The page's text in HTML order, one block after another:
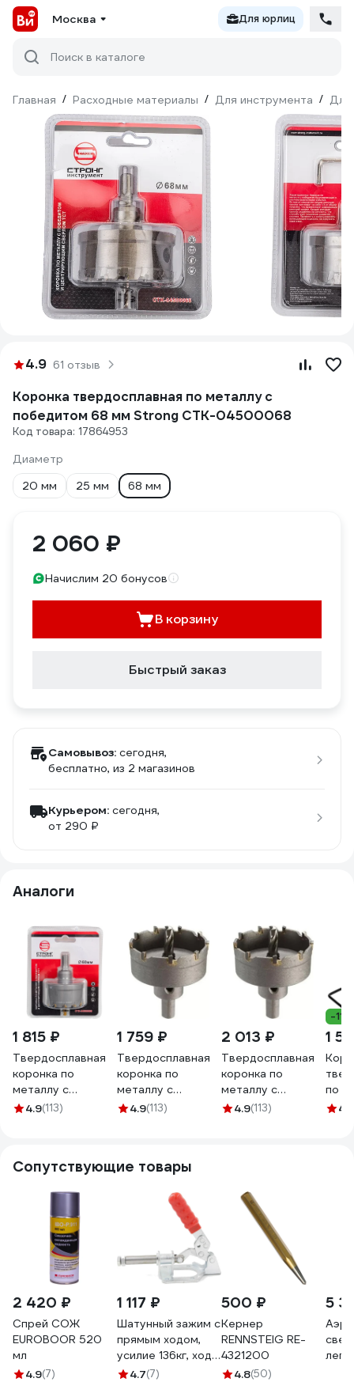
Москва Для юрлиц
Поиск в каталоге
Главная / Расходные материалы / Для инструмента / Для
4.9 61 отзыв
Коронка твердосплавная по металлу с
победитом 68 мм Strong СTК-04500068
Код товара: 17864953
Диаметр
20 мм
25 мм 68 мм
2 060 ₽
Начислим 20 бонусов
В корзину
Быстрый заказ
Самовывоз: сегодня,
бесплатно, из 2 магазинов
Курьером: сегодня,
от 290 ₽
Аналоги
1 815 ₽
Твердосплавная
коронка по
металлу с
победитом 60 мм
4.9(113)
1 759 ₽
Твердосплавная
коронка по
металлу с
победитом 64 мм
4.9(113)
2 013 ₽
Твердосплавная
коронка по
металлу с
победитом 73 мм
4.9(113)
-11%
1
по
4.9
Сопутствующие товары
2 420 ₽
Спрей СОЖ
EUROBOOR 520
мл
4.9(7)
1 117 ₽
Шатунный зажим с
прямым ходом,
усилие 136кг, ход
32мм
4.7(7)
500 ₽
Кернер
RENNSTEIG RE-
4321200
4.8(50)
5